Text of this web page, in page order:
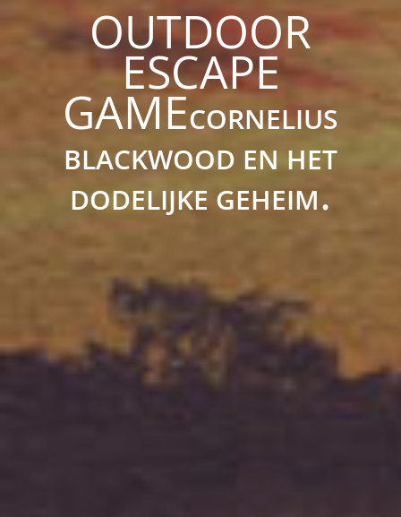
OUTDOOR
ESCAPE
GAMECORNELIUS
BLACKWOOD EN HET
DODELIJKE GEHEIM.